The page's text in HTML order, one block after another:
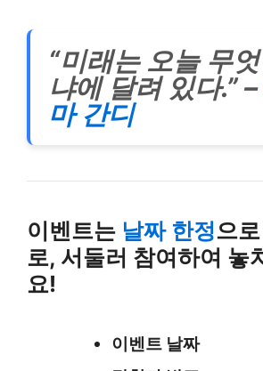
“미래는 오늘 무
냐에 달려 있다.” –
마 간디
이벤트는 날짜 한정으
로, 서둘러 참여하여 놓
요!
이벤트 날짜